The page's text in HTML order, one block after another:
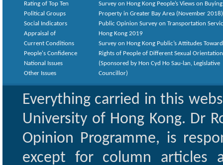
Rating of Top Ten
Political Groups
Social Indicators
Appraisal of
Current Conditions
People's Confidence
National Issues
Other Issues
Survey on Hong Kong People’s Views on Buying
Property in Greater Bay Area (November 2018)
Public Opinion Survey on Transportation
Hong Kong 2019
Survey on Hong Kong Public’s Attitudes
Rights of People of Different Sexual
(Sponsored by Hon Cyd Ho Sau-lan, Legislative
Councillor)
Everything carried in this
University of Hong Kong. Dr
Opinion Programme, is
except for column articles